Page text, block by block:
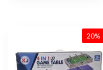
20%